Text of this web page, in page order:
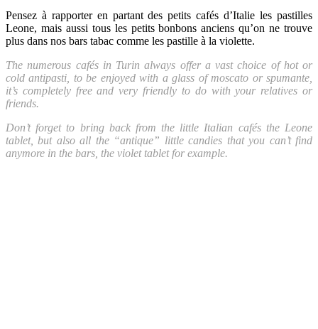
Pensez à rapporter en partant des petits cafés d’Italie les pastilles
Leone, mais aussi tous les petits bonbons anciens qu’on ne trouve
plus dans nos bars tabac comme les pastille à la violette.
The numerous cafés in Turin always offer a vast choice of hot or
cold antipasti, to be enjoyed with a glass of moscato or spumante,
it’s completely free and very friendly to do with your relatives or
friends.
Don’t forget to bring back from the little Italian cafés the Leone
tablet, but also all the “antique” little candies that you can’t find
anymore in the bars, the violet tablet for example.